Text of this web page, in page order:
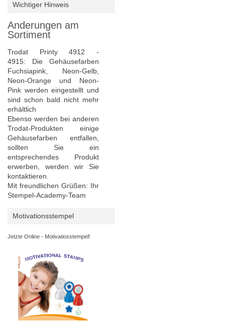
Wichtiger Hinweis
Anderungen am
Sortiment
Trodat Printy 4912 -
4915: Die Gehäusefarben
Fuchsiapink, Neon-Gelb,
Neon-Orange und Neon-
Pink werden eingestellt und
sind schon bald nicht mehr
erhältlich
Ebenso werden bei anderen
Trodat-Produkten einige
Gehäusefarben entfallen,
sollten Sie ein
entsprechendes Produkt
erwerben, werden wir Sie
kontaktieren.
Mit freundlichen Grüßen: Ihr
Stempel-Academy-Team
Motivationsstempel
Jetzte Online - Motivatiosstempel!